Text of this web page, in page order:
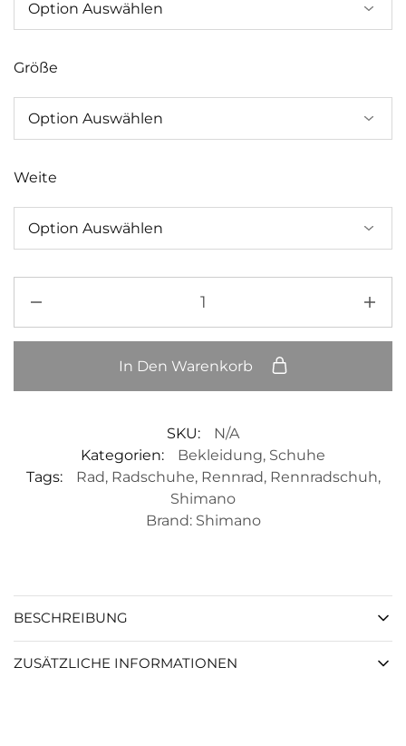
Größe
Weite
In Den Warenkorb
SKU:
N/A
Kategorien:
Bekleidung, Schuhe
Tags:
Rad, Radschuhe, Rennrad, Rennradschuh,
Shimano
Brand: Shimano
BESCHREIBUNG
ZUSÄTZLICHE INFORMATIONEN